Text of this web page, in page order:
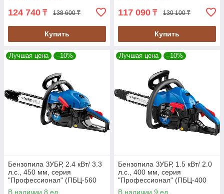
124 740 ₸ 138 600 ₸
Купить
117 090 ₸ 130 100 ₸
Купить
Лучшая цена –10%
Бензопила ЗУБР, 2.4 кВт/ 3.3
л.с., 450 мм, серия
"Профессионал" (ПБЦ-560
45ДП)
В наличии 8 ед.
Лучшая цена –10%
Бензопила ЗУБР, 1.5 кВт/ 2.0
л.с., 400 мм, серия
"Профессионал" (ПБЦ-400
40П)
В наличии 9 ед.